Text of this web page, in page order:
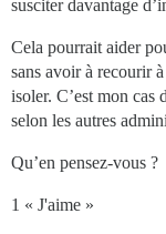
susciter davantage
Cela pourrait aider
sans avoir à recourir
isoler. C’est mon cas
selon les autres
Qu’en pensez-vous ?
1 « J'aime »